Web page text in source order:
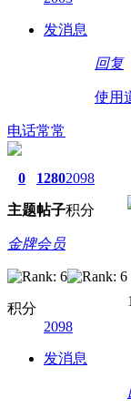
发消息
回复
使用
电话常常
0
主题
1280
帖子
2098
积分
金牌会员
积分
2098
发消息